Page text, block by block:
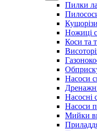
Пилки
Кущорізи
Ножиці
Коси та
Насоси
Насосні
Насоси
Мийки